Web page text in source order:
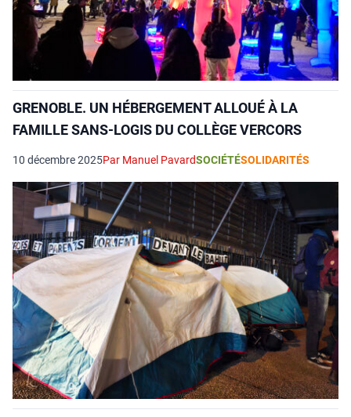
GRENOBLE. UN HÉBERGEMENT ALLOUÉ À LA
FAMILLE SANS-LOGIS DU COLLÈGE VERCORS
10 décembre 2025Par Manuel PavardSOCIÉTÉSOLIDARITÉS